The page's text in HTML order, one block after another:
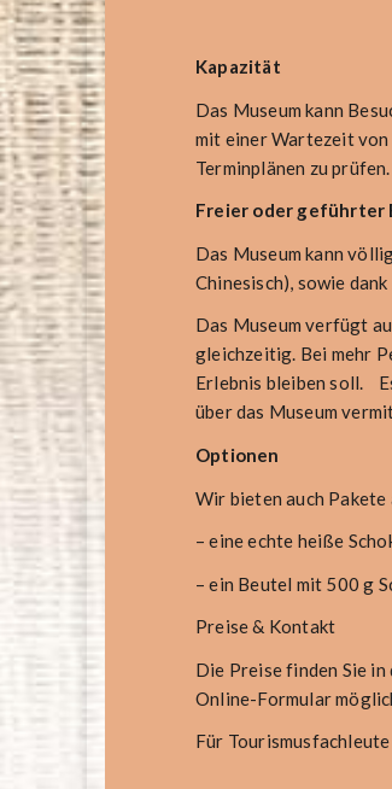
Kapazität
Das Museum kann
mit einer Wartezeit
Terminplänen zu prüfen.
Freier oder geführter
Das Museum kann
Chinesisch), sowie
Das Museum verfügt
gleichzeitig. Bei mehr
Erlebnis bleiben soll.
über das Museum
Optionen
Wir bieten auch
– eine echte heiße
– ein Beutel mit 500 g
Preise & Kontakt
Die Preise finden Sie
Online-Formular
Für